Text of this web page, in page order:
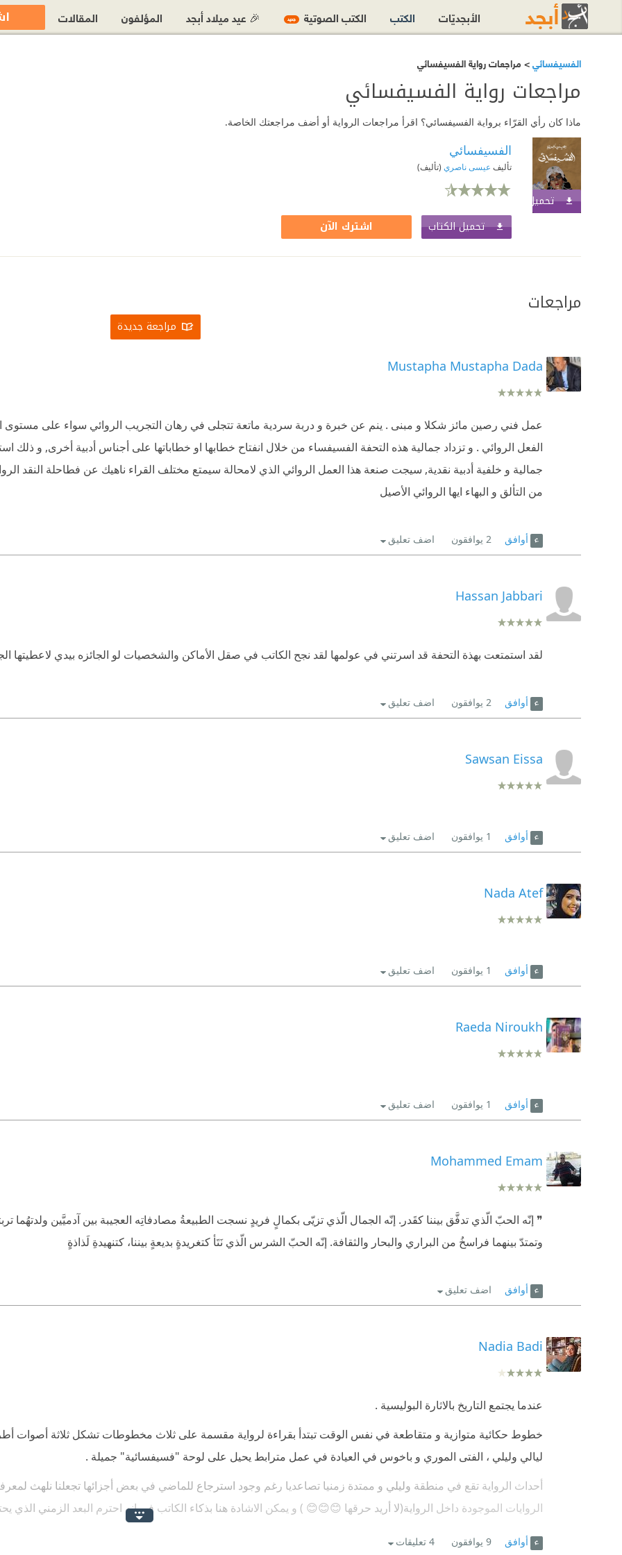
الفسيفسائي> مراجعات رواية الفسيفسائي
مراجعات رواية الفسيفسائي
ماذا كان رأي القرّاء برواية الفسيفسائي؟ اقرأ مراجعات الرواية أو أضف مراجعتك الخاصة.
تحميل الكتاب اشترك الآن
الفسيفسائي
تأليف عيسى ناصري (تأليف)
تحميل الكتاب اشترك الآن
مراجعات
مراجعة جديدة
Mustapha Mustapha Dada
عمل فني رصين مائز شكلا و مبنى . ينم عن خبرة و دربة سردية ماتعة تتجلى في رهان التجريب الروائي سواء على مستوى
الفعل الروائي . و تزداد جمالية هذه التحفة الفسيفساء من خلال انفتاح خطابها او خطاباتها على أجناس أدبية أخرى, و ذلك
جمالية و خلفية أدبية نقدية, سيجت صنعة هذا العمل الروائي الذي لامحالة سيمتع مختلف القراء ناهيك عن فطاحلة النقد
من التألق و البهاء ايها الروائي الأصيل
أوافق 2 يوافقون اضف تعليق
Hassan Jabbari
لقد استمتعت بهذة التحفة قد اسرتني في عولمها لقد نجح الكاتب في صقل الأماكن والشخصيات لو الجائزه بيدي لاعطيتها
أوافق 2 يوافقون اضف تعليق
Sawsan Eissa
أوافق 1 يوافقون اضف تعليق
Nada Atef
أوافق 1 يوافقون اضف تعليق
Raeda Niroukh
أوافق 1 يوافقون اضف تعليق
Mohammed Emam
❞ إنّه الحبّ الّذي تدفَّق بيننا كقَدر. إنّه الجمال الّذي تزيّى بكمالٍ فريدٍ نسجت الطبيعةُ مصادفاتِه العجيبة بين آدميَّين ولدتهُما
وتمتدّ بينهما فراسخُ من البراري والبحار والثقافة. إنّه الحبّ الشرس الّذي نَتَأ كتغريدةٍ بديعةٍ بيننا، كتنهيدةِ لَذاذةٍ
أوافق اضف تعليق
Nadia Badi
عندما يجتمع التاريخ بالاثارة البوليسية .
خطوط حكائية متوازية و متقاطعة في نفس الوقت تبتدأ بقراءة لرواية مقسمة على ثلاث مخطوطات تشكل ثلاثة أصوات
ليالي وليلي ، الفتى الموري و باخوس في العيادة في عمل مترابط يحيل على لوحة "فسيفسائية" جميلة .
أحداث الرواية تقع في منطقة وليلي و ممتدة زمنيا تصاعديا رغم وجود استرجاع للماضي في بعض أجزائها تجعلنا نلهث
الروايات الموجودة داخل الرواية(لا أريد حرقها 😊😊😊 ) و يمكن الاشادة هنا بذكاء الكاتب في انه احترم البعد الزمني
أوافق 9 يوافقون 4 تعليقات
الأبجديّات الكتب الكتب الصوتية جديد 🎉 عيد ميلاد أبجد المؤلفون المقالات